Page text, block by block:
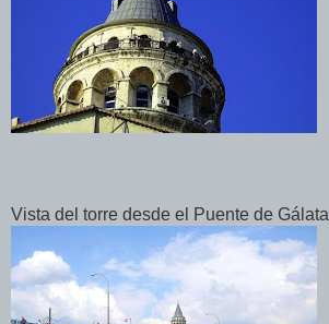
Vista del torre desde el Puente de Gálata